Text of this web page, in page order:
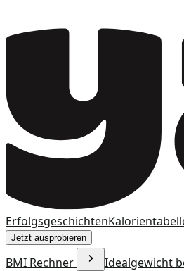
Erfolgsgeschichten
Jetzt ausprobieren
BMI Rechner
Idealgewicht